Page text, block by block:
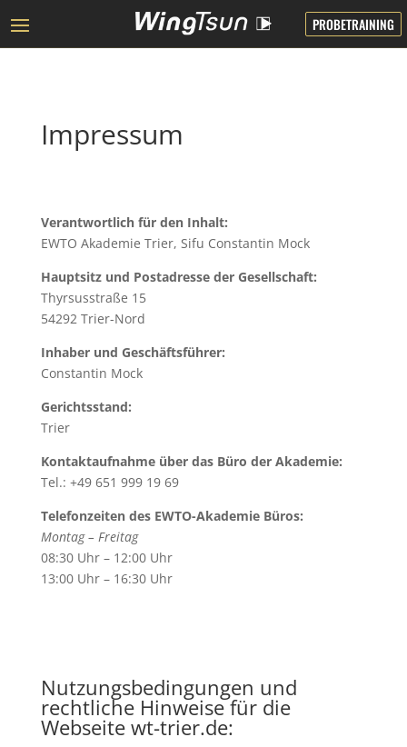
PROBETRAINING
Impressum
Verantwortlich für den Inhalt:
EWTO Akademie Trier, Sifu Constantin Mock
Hauptsitz und Postadresse der Gesellschaft:
Thyrsusstraße 15
54292 Trier-Nord
Inhaber und Geschäftsführer:
Constantin Mock
Gerichtsstand:
Trier
Kontaktaufnahme über das Büro der Akademie:
Tel.: +49 651 999 19 69
Telefonzeiten des EWTO-Akademie Büros:
Montag – Freitag
08:30 Uhr – 12:00 Uhr
13:00 Uhr – 16:30 Uhr
Nutzungsbedingungen und
rechtliche Hinweise für die
Webseite wt-trier.de: